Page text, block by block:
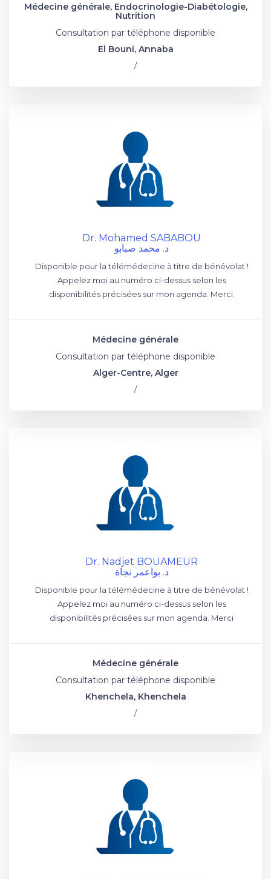
Médecine générale, Endocrinologie-Diabétologie,
Nutrition
Consultation par téléphone disponible
El Bouni, Annaba
/
Dr. Mohamed SABABOU
د. محمد صبابو
Disponible pour la télémédecine à titre de bénévolat !
Appelez moi au numéro ci-dessus selon les
disponibilités précisées sur mon agenda. Merci.
Médecine générale
Consultation par téléphone disponible
Alger-Centre, Alger
/
Dr. Nadjet BOUAMEUR
د. بواعمر نجاة
Disponible pour la télémédecine à titre de bénévolat !
Appelez moi au numéro ci-dessus selon les
disponibilités précisées sur mon agenda. Merci
Médecine générale
Consultation par téléphone disponible
Khenchela, Khenchela
/